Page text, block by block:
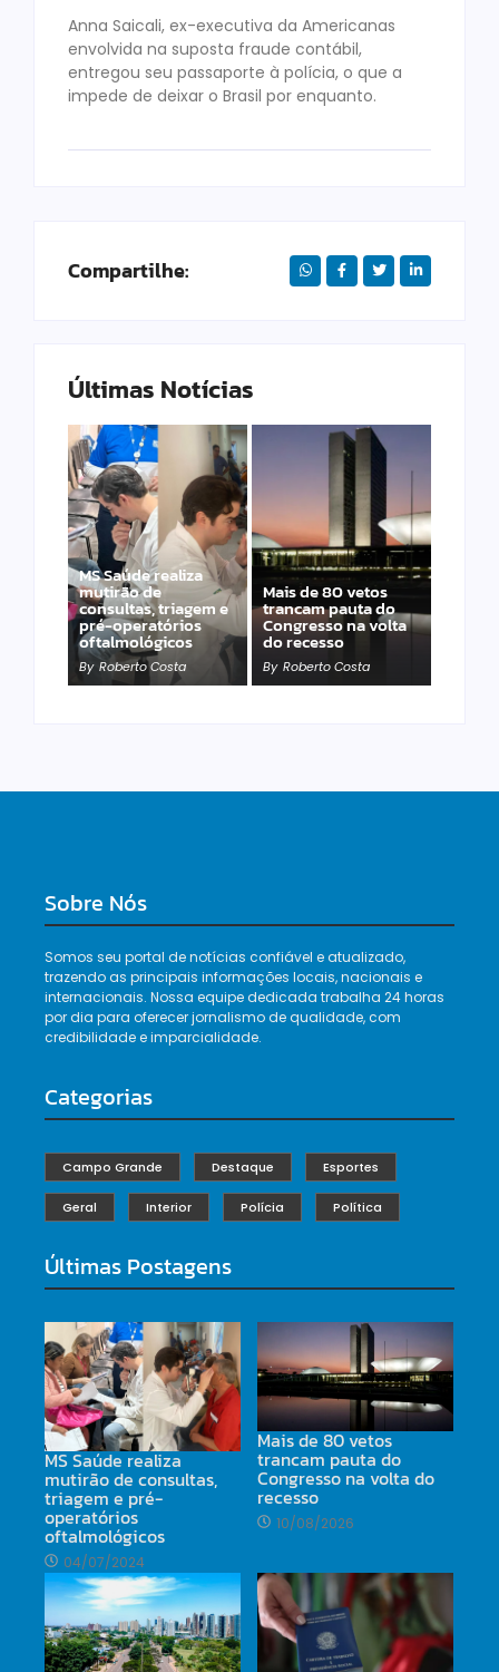
Anna Saicali, ex-executiva da Americanas
envolvida na suposta fraude contábil,
entregou seu passaporte à polícia, o que a
impede de deixar o Brasil por enquanto.
Compartilhe:
Últimas Notícias
MS Saúde realiza
mutirão de
consultas, triagem e
pré-operatórios
oftalmológicos
By Roberto Costa
Mais de 80 vetos
trancam pauta do
Congresso na volta
do recesso
By Roberto Costa
127 ANOS – Campo
Grande atrai R$460
milhões em
investimentos
By Roberto Costa
Sobre Nós
Somos seu portal de notícias confiável e atualizado,
trazendo as principais informações locais, nacionais e
internacionais. Nossa equipe dedicada trabalha 24 horas
por dia para oferecer jornalismo de qualidade, com
credibilidade e imparcialidade.
Categorias
Campo Grande Destaque Esportes
Geral Interior Polícia Política
Últimas Postagens
MS Saúde realiza
mutirão de consultas,
triagem e pré-
operatórios
oftalmológicos
04/07/2024
Mais de 80 vetos
trancam pauta do
Congresso na volta do
recesso
10/08/2026